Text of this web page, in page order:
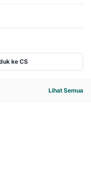
ke CS
Lihat Semua